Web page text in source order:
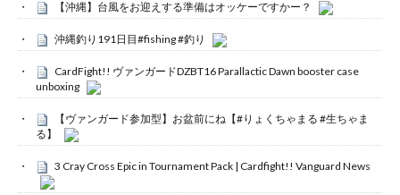
【沖縄】台風をお迎えする準備はオッケーですかー？
沖縄釣り191日目#fishing #釣り
CardFight!! ヴァンガードDZBT16 Parallactic Dawn booster case
unboxing
【ヴァンガード参加型】お盆前にね【#りょくちゃまる #生ちゃま
る】
3 Cray Cross Epic in Tournament Pack | Cardfight!! Vanguard News